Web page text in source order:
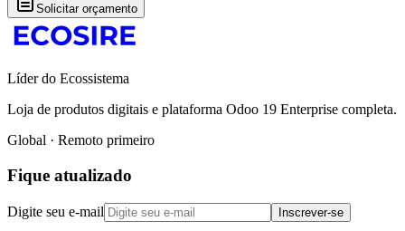
Solicitar orçamento
Líder do Ecossistema
Loja de produtos digitais e plataforma Odoo 19 Enterprise completa.
Global · Remoto primeiro
Fique atualizado
Digite seu e-mail Inscrever-se